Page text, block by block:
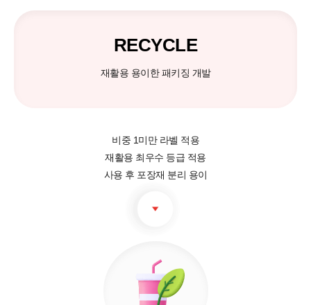
RECYCLE
재활용 용이한 패키징 개발
비중 1미만 라벨 적용
재활용 최우수 등급 적용
사용 후 포장재 분리 용이